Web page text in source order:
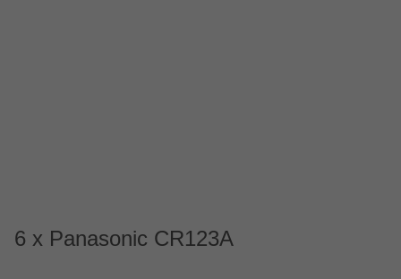
6 x Panasonic CR123A